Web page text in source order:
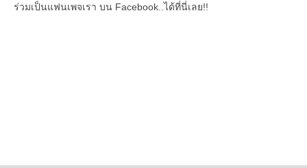
ร่วมเป็นแฟนเพจเรา บน Facebook..ได้ที่นี่เลย!!